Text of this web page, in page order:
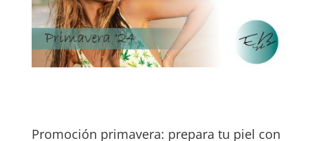
Promoción primavera: prepara tu piel con